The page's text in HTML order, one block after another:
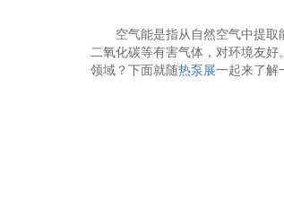
空气能是指从自然空气中提取能
二氧化碳等有害气体，对环境友
领域？下面就随热泵展一起来了解